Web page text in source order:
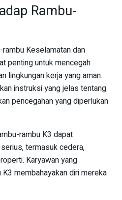
Rambu-
Keselamatan dan
penting untuk mencegah
lingkungan kerja yang aman.
instruksi yang jelas tentang
pencegahan yang diperlukan
rambu K3 dapat
termasuk cedera,
Karyawan yang
membahayakan diri mereka